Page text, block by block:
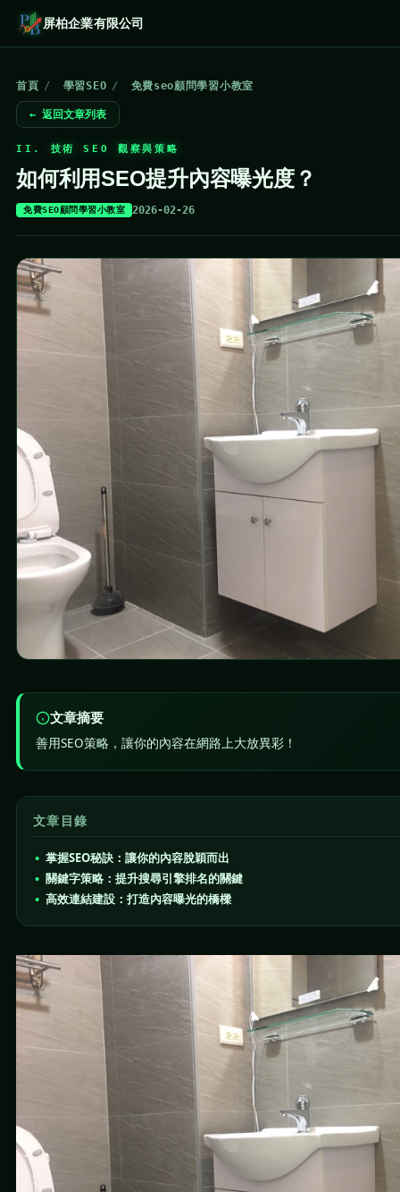
屏柏企業有限公司
首頁 / 學習SEO / 免費seo顧問學習小教室
← 返回文章列表
II. 技術 SEO 觀察與策略
如何利用SEO提升內容曝光度？
免費SEO顧問學習小教室 2026-02-26
文章摘要
善用SEO策略，讓你的內容在網路上大放異彩！
文章目錄
掌握SEO秘訣：讓你的內容脫穎而出
關鍵字策略：提升搜尋引擎排名的關鍵
高效連結建設：打造內容曝光的橋樑